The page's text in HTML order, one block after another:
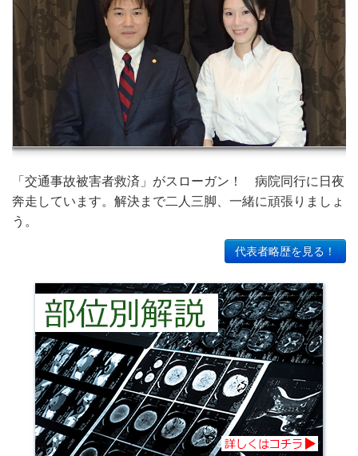
「交通事故被害者救済」がスローガン！ 病院同行に日夜
奔走しています。解決まで二人三脚、一緒に頑張りましょ
う。
代表者略歴を見る！